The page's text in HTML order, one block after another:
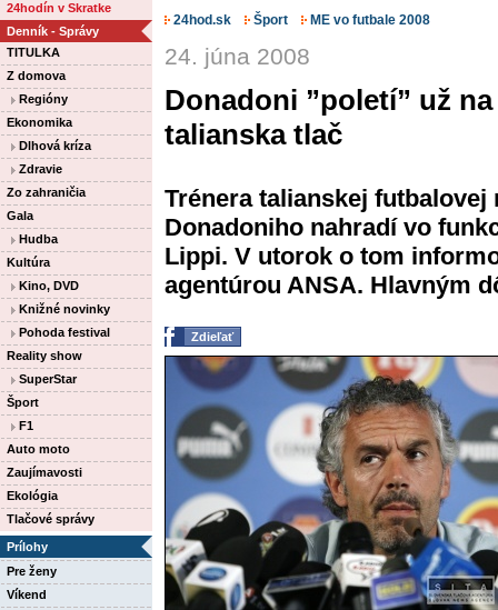
24hodín v Skratke
Denník - Správy
TITULKA
Z domova
Regióny
Ekonomika
Dlhová kríza
Zdravie
Zo zahraničia
Gala
Hudba
Kultúra
Kino, DVD
Knižné novinky
Pohoda festival
Reality show
SuperStar
Šport
F1
Auto moto
Zaujímavosti
Ekológia
Tlačové správy
Prílohy
Pre ženy
Víkend
24hod.sk Šport ME vo futbale 2008
24. júna 2008
Donadoni ”poletí” už
talianska tlač
Trénera talianskej futbalovej
Donadoniho nahradí vo
Lippi. V utorok o tom
agentúrou ANSA. Hlavným
Zdieľať